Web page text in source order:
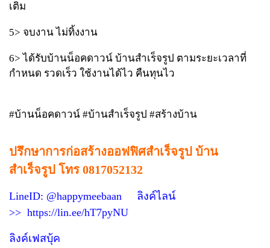
เติม
5> จบงาน ไม่ทิ้งงาน
6> ได้รับบ้านน็อคดาวน์ บ้านสำเร็จรูป ตามระยะเวลาที่
กำหนด รวดเร็ว ใช้งานได้ไว คืนทุนไว
#บ้านน็อคดาวน์ #บ้านสำเร็จรูป #สร้างบ้าน
ปรึกษาการก่อสร้างออฟฟิศสำเร็จรูป บ้าน
สำเร็จรูป โทร 0817052132
LineID: @happymeebaan ลิงค์ไลน์
>> https://lin.ee/hT7pyNU
ลิงค์เฟสบุ้ค